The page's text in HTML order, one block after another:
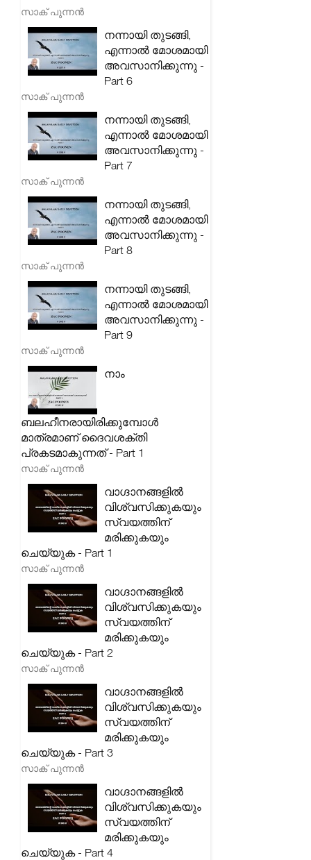
സാക് പുന്നൻ
നന്നായി തുടങ്ങി,
എന്നാൽ മോശമായി
അവസാനിക്കുന്നു -
Part 6
സാക് പുന്നൻ
നന്നായി തുടങ്ങി,
എന്നാൽ മോശമായി
അവസാനിക്കുന്നു -
Part 7
സാക് പുന്നൻ
നന്നായി തുടങ്ങി,
എന്നാൽ മോശമായി
അവസാനിക്കുന്നു -
Part 8
സാക് പുന്നൻ
നന്നായി തുടങ്ങി,
എന്നാൽ മോശമായി
അവസാനിക്കുന്നു -
Part 9
സാക് പുന്നൻ
നാം
ബലഹീനരായിരിക്കുമ്പോൾ
മാത്രമാണ് ദൈവശക്തി
പ്രകടമാകുന്നത് - Part 1
സാക് പുന്നൻ
വാഗ്ദാനങ്ങളിൽ
വിശ്വസിക്കുകയും
സ്വയത്തിന്
മരിക്കുകയും
ചെയ്യുക - Part 1
സാക് പുന്നൻ
വാഗ്ദാനങ്ങളിൽ
വിശ്വസിക്കുകയും
സ്വയത്തിന്
മരിക്കുകയും
ചെയ്യുക - Part 2
സാക് പുന്നൻ
വാഗ്ദാനങ്ങളിൽ
വിശ്വസിക്കുകയും
സ്വയത്തിന്
മരിക്കുകയും
ചെയ്യുക - Part 3
സാക് പുന്നൻ
വാഗ്ദാനങ്ങളിൽ
വിശ്വസിക്കുകയും
സ്വയത്തിന്
മരിക്കുകയും
ചെയ്യുക - Part 4